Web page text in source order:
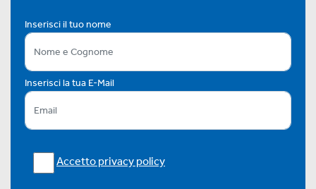
Inserisci il tuo nome
Inserisci la tua E-Mail
Accetto privacy policy